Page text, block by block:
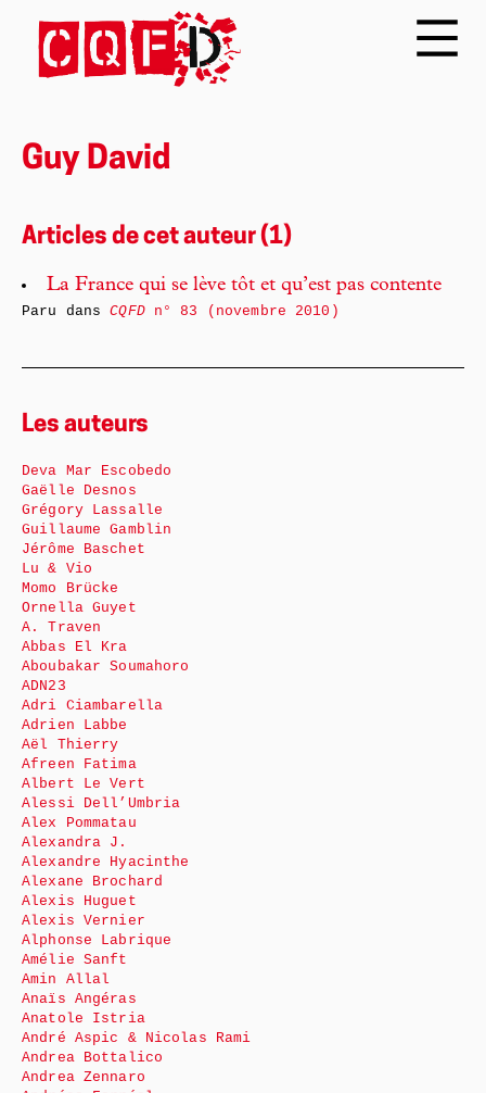
Guy David
Articles de cet auteur (1)
La France qui se lève tôt et qu’est pas contente
Paru dansCQFDn° 83 (novembre 2010)
Les auteurs
Deva Mar Escobedo
Gaëlle Desnos
Grégory Lassalle
Guillaume Gamblin
Jérôme Baschet
Lu & Vio
Momo Brücke
Ornella Guyet
A. Traven
Abbas El Kra
Aboubakar Soumahoro
ADN23
Adri Ciambarella
Adrien Labbe
Aël Thierry
Afreen Fatima
Albert Le Vert
Alessi Dell’Umbria
Alex Pommatau
Alexandra J.
Alexandre Hyacinthe
Alexane Brochard
Alexis Huguet
Alexis Vernier
Alphonse Labrique
Amélie Sanft
Amin Allal
Anaïs Angéras
Anatole Istria
André Aspic & Nicolas Rami
Andrea Bottalico
Andrea Zennaro